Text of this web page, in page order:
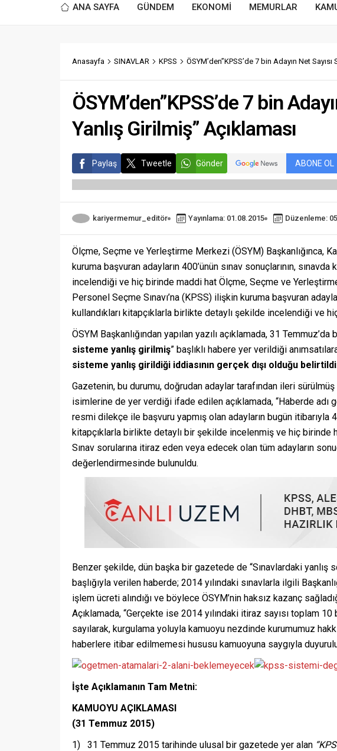
ANA SAYFA GÜNDEM EKONOMİ MEMURLAR
Anasayfa SINAVLAR KPSS ÖSYM’den”KPSS’de 7 bin Adayın Net
ÖSYM’den”KPSS’de 7 bin
Yanlış Girilmiş” Açıklaması
Paylaş Tweetle Gönder ABONE OL
kariyermemur_editör Yayınlama: 01.08.2015 Düzenleme:
Ölçme, Seçme ve Yerleştirme Merkezi (ÖSYM) Başkanlığınca,
kuruma başvuran adayların 400’ünün sınav sonuçlarının,
incelendiği ve hiç birinde maddi hat Ölçme, Seçme ve
Personel Seçme Sınavı’na (KPSS) ilişkin kuruma başvuran
kullandıkları kitapçıklarla birlikte detaylı şekilde incelendiği ve
ÖSYM Başkanlığından yapılan yazılı açıklamada, 31 Temmuz’da
sisteme yanlış girilmiş” başlıklı habere yer verildiği
sisteme yanlış girildiği iddiasının gerçek dışı olduğu
Gazetenin, bu durumu, doğrudan adaylar tarafından ileri
isimlerine de yer verdiği ifade edilen açıklamada, “Haberde adı
resmi dilekçe ile başvuru yapmış olan adayların bugün itibarıyla
kitapçıklarla birlikte detaylı bir şekilde incelenmiş ve hiç
Sınav sorularına itiraz eden veya edecek olan tüm adayların
değerlendirmesinde bulunuldu.
Benzer şekilde, dün başka bir gazetede de “Sınavlardaki yanlış
başlığıyla verilen haberde; 2014 yılındaki sınavlarla ilgili
işlem ücreti alındığı ve böylece ÖSYM’nin haksız kazanç
Açıklamada, “Gerçekte ise 2014 yılındaki itiraz sayısı toplam
sayılarak, kurgulama yoluyla kamuoyu nezdinde kurumumuz
haberlere itibar edilmemesi hususu kamuoyuna saygıyla
İşte Açıklamanın Tam Metni:
KAMUOYU AÇIKLAMASI
(31 Temmuz 2015)
1) 31 Temmuz 2015 tarihinde ulusal bir gazetede yer alan